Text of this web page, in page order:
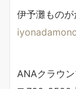
伊予灘ものが
ANAクラウ